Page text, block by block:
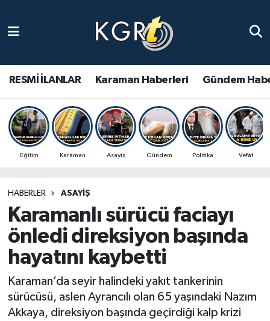
RESMİ İLANLAR Karaman Haberleri Gündem
Eğitim Karaman Asayiş Gündem Politika Vefat
HABERLER ASAYIŞ
Karamanlı sürücü faciayı
önledi direksiyon başında
hayatını kaybetti
Karaman’da seyir halindeki yakıt tankerinin
sürücüsü, aslen Ayrancılı olan 65 yaşındaki Nazım
Akkaya, direksiyon başında geçirdiği kalp krizi
Gündem Haberleri
Güncel Haberler
Spor Haberleri
Ulusal Haberler
Vefat Edenler